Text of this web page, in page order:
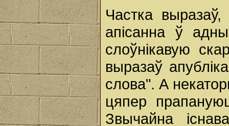
Частка
апісанна ў
слоўнікавую
выразаў
слова". А
цяпер
Звычайна